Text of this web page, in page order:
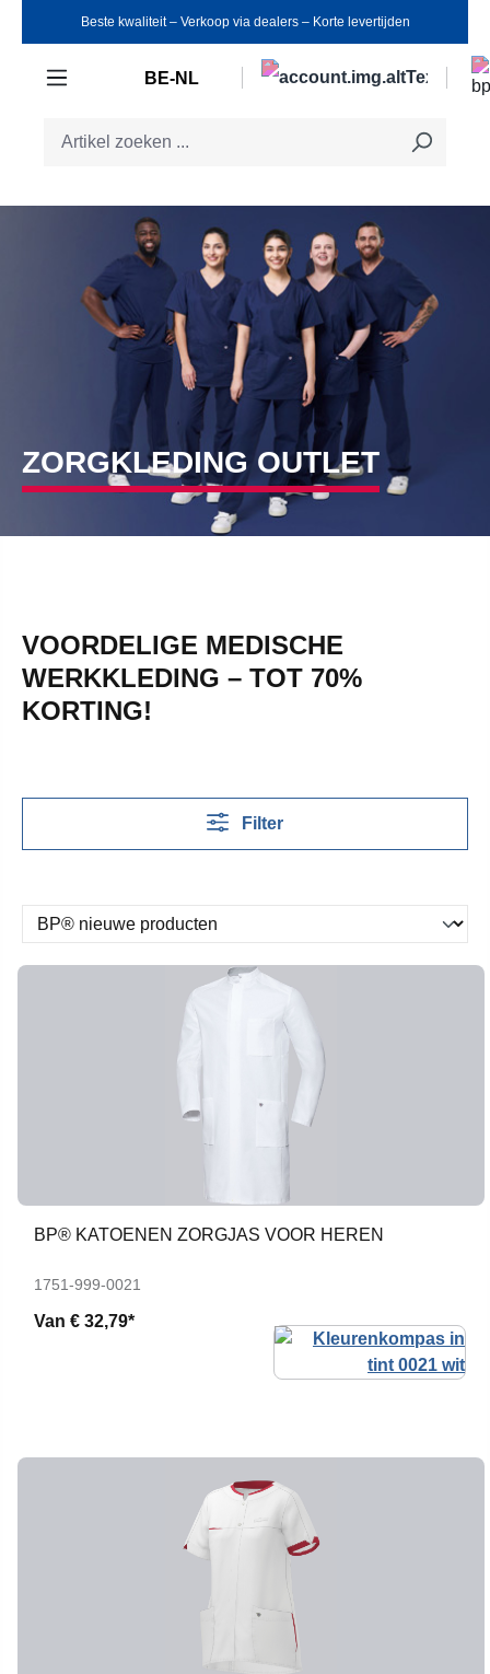
Ga naar de hoofdinhoud
Beste kwaliteit ‒ Verkoop via dealers ‒ Korte levertijden
BE-NL
ZORGKLEDING OUTLET
VOORDELIGE MEDISCHE
WERKKLEDING – TOT 70%
KORTING!
Filter
BP® KATOENEN ZORGJAS VOOR HEREN
1751-999-0021
Van € 32,79*